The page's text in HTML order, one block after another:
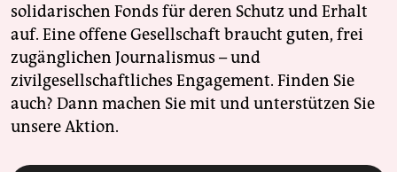
solidarischen Fonds für deren Schutz und Erhalt
auf. Eine offene Gesellschaft braucht guten, frei
zugänglichen Journalismus – und
zivilgesellschaftliches Engagement. Finden Sie
auch? Dann machen Sie mit und unterstützen Sie
unsere Aktion.